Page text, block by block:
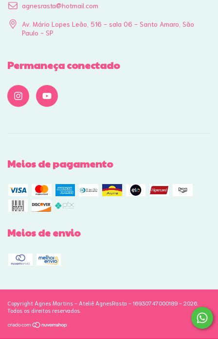
agnesrasta@hotmail.com
Av. Mário Lopes Leão, 516 - sala 06 - Santo Amaro, São
Paulo - SP
Permaneça conectado
Meios de pagamento
Meios de envio
Copyright Agnes Martins - Ateliê AgnesRasta - 16930747000189 - 2026.
Todos os direitos reservados.